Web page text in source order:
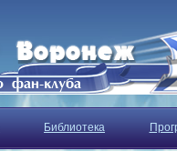
Библиотека